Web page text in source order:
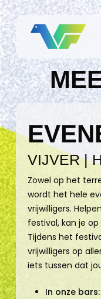
Skip
to
main
content
VIJVER |
Zowel op het
wordt het hele
vrijwilligers.
festival, kan je
Tijdens het
vrijwilligers op
iets tussen dat
In onze bars: